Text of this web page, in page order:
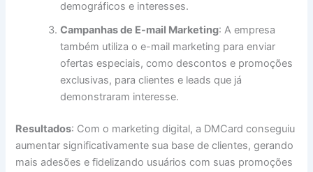
demográficos e interesses.
Campanhas de E-mail Marketing: A empresa
também utiliza o e-mail marketing para enviar
ofertas especiais, como descontos e promoções
exclusivas, para clientes e leads que já
demonstraram interesse.
Resultados: Com o marketing digital, a DMCard conseguiu
aumentar significativamente sua base de clientes, gerando
mais adesões e fidelizando usuários com suas promoções